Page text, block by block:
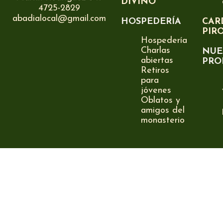
4725-2829
abadialocal@gmail.com
HOSPEDERÍA
Hospedería
Charlas
abiertas
Retiros
para
jóvenes
Oblatos y
amigos del
monasterio